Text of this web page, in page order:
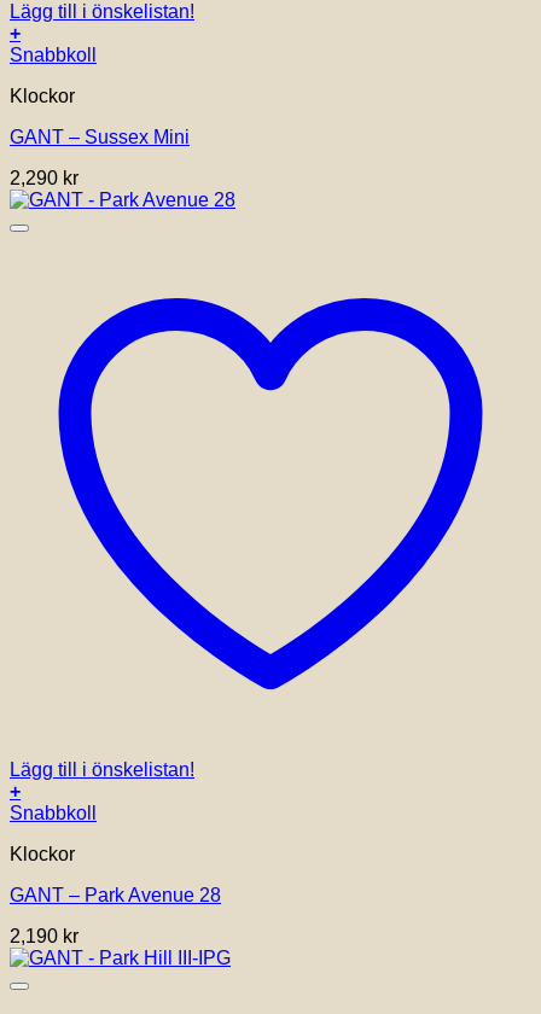
Lägg till i önskelistan!
+
Snabbkoll
Klockor
GANT – Sussex Mini
2,290 kr
Lägg till i önskelistan!
+
Snabbkoll
Klockor
GANT – Park Avenue 28
2,190 kr